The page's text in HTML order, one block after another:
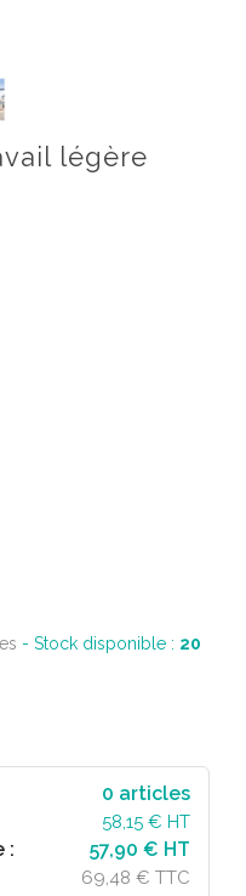
légère
- Stock disponible : 20
0 articles
58,15 € HT
: 57,90 € HT
69,48 € TTC